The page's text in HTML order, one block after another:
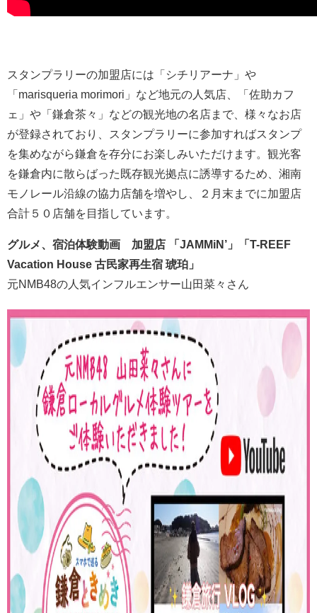
スタンプラリーの加盟店には「シチリアーナ」や
「marisqueria morimori」など地元の人気店、「佐助カフ
ェ」や「鎌倉茶々」などの観光地の名店まで、様々なお店
が登録されており、スタンプラリーに参加すればスタンプ
を集めながら鎌倉を存分にお楽しみいただけます。観光客
を鎌倉内に散らばった既存観光拠点に誘導するため、湘南
モノレール沿線の協力店舗を増やし、２月末までに加盟店
合計５０店舗を目指しています。
グルメ、宿泊体験動画 加盟店 「JAMMiN’」「T-REEF
Vacation House 古民家再生宿 琥珀」
元NMB48の人気インフルエンサー山田菜々さん